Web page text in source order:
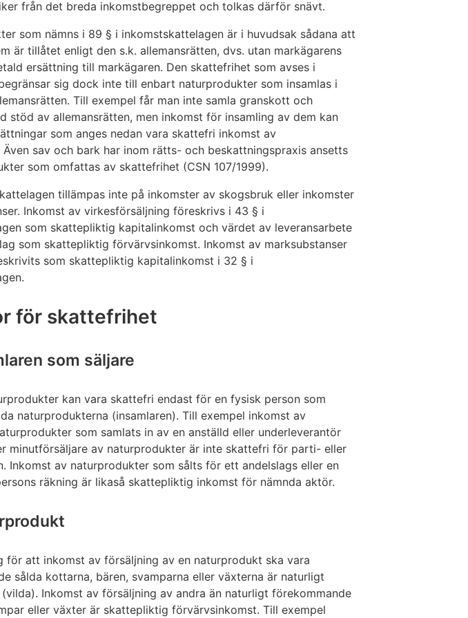
från det breda inkomstbegreppet och tolkas därför snävt.
som nämns i 89 § i inkomstskattelagen är i huvudsak sådana att
är tillåtet enligt den s.k. allemansrätten, dvs. utan markägarens
ersättning till markägaren. Den skattefrihet som avses i
sig dock inte till enbart naturprodukter som insamlas i
Till exempel får man inte samla granskott och
stöd av allemansrätten, men inkomst för insamling av dem kan
som anges nedan vara skattefri inkomst av
sav och bark har inom rätts- och beskattningspraxis ansetts
som omfattas av skattefrihet (CSN 107/1999).
tillämpas inte på inkomster av skogsbruk eller inkomster
Inkomst av virkesförsäljning föreskrivs i 43 § i
som skattepliktig kapitalinkomst och värdet av leveransarbete
som skattepliktig förvärvsinkomst. Inkomst av marksubstanser
som skattepliktig kapitalinkomst i 32 § i
för skattefrihet
som säljare
kan vara skattefri endast för en fysisk person som
naturprodukterna (insamlaren). Till exempel inkomst av
som samlats in av en anställd eller underleverantör
minutförsäljare av naturprodukter är inte skattefri för parti- eller
Inkomst av naturprodukter som sålts för ett andelslags eller en
räkning är likaså skattepliktig inkomst för nämnda aktör.
för att inkomst av försäljning av en naturprodukt ska vara
sålda kottarna, bären, svamparna eller växterna är naturligt
Inkomst av försäljning av andra än naturligt förekommande
eller växter är skattepliktig förvärvsinkomst. Till exempel